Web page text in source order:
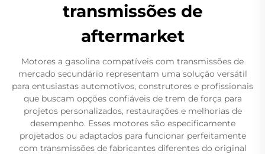
transmissões de
aftermarket
Motores a gasolina compatíveis com transmissões de
mercado secundário representam uma solução versátil
para entusiastas automotivos, construtores e profissionais
que buscam opções confiáveis de trem de força para
projetos personalizados, restaurações e melhorias de
desempenho. Esses motores são especificamente
projetados ou adaptados para funcionar perfeitamente
com transmissões de fabricantes diferentes do original